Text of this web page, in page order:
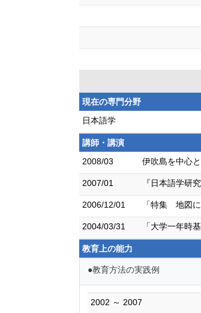
現在の専門分野
日本語学
講師・講演
2008/03
伊吹島を中心
2007/01 『日本語学研
2006/12/01 「特集 地図
2004/03/31 「大学一年時
教育上の能力
●教育方法の実践例
2002 ～ 2007